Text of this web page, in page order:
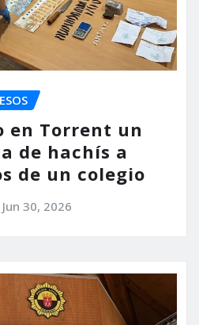
en Torrent un
de hachís a
de un colegio
Jun 30, 2026